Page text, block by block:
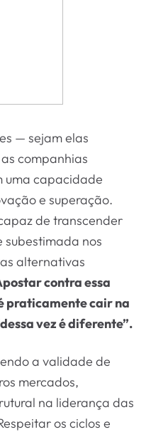
— sejam elas
companhias
uma capacidade
e superação.
de transcender
subestimada nos
alternativas
contra essa
praticamente cair na
vez é diferente”.
a validade de
mercados,
na liderança das
os ciclos e